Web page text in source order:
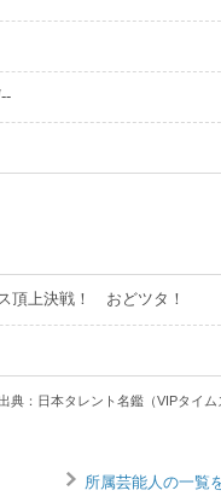
頂上決戦！ おどツタ！
典：日本タレント名鑑（VIPタイム
所属芸能人の一覧